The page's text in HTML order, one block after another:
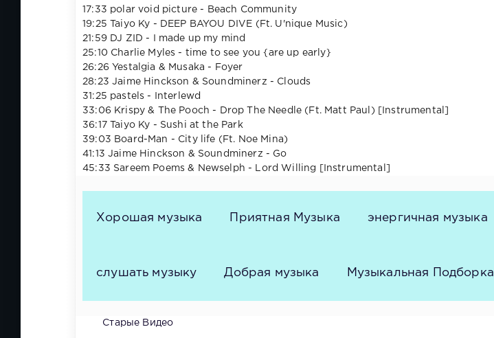
17:33 polar void picture - Beach Community
19:25 Taiyo Ky - DEEP BAYOU DIVE (Ft. U'nique Music)
21:59 DJ ZID - I made up my mind
25:10 Charlie Myles - time to see you {are up early}
26:26 Yestalgia & Musaka - Foyer
28:23 Jaime Hinckson & Soundminerz - Clouds
31:25 pastels - Interlewd
33:06 Krispy & The Pooch - Drop The Needle (Ft. Matt Paul) [Instrumental]
36:17 Taiyo Ky - Sushi at the Park
39:03 Board-Man - City life (Ft. Noe Mina)
41:13 Jaime Hinckson & Soundminerz - Go
45:33 Sareem Poems & Newselph - Lord Willing [Instrumental]
Хорошая музыка Приятная Музыка энергичная музыка
слушать музыку Добрая музыка Музыкальная Подборка
Старые Видео